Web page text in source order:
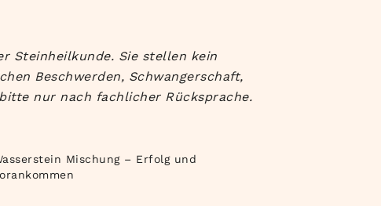
Steinheilkunde. Sie stellen kein
Beschwerden, Schwangerschaft,
nur nach fachlicher Rücksprache.
Mischung – Erfolg und